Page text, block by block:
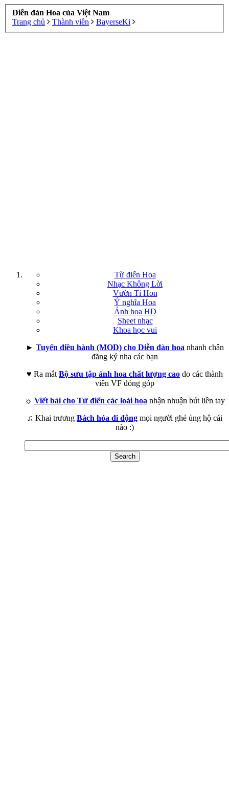
Diễn đàn Hoa của Việt Nam
Trang chủ
Thành viên BayerseKi
Từ điển Hoa
Nhạc Không Lời
Vườn Tí Hon
Ý nghĩa Hoa
Ảnh hoa HD
Sheet nhạc
Khoa học vui
► Tuyển điều hành (MOD) cho Diễn đàn hoa nhanh chân
đăng ký nha các bạn
♥ Ra mắt Bộ sưu tập ảnh hoa chất lượng cao do các thành
viên VF đóng góp
☼ Viết bài cho Từ điển các loài hoa nhận nhuận bút liền tay
♫ Khai trương Bách hóa di động mọi người ghé ủng hộ cái
nào :)